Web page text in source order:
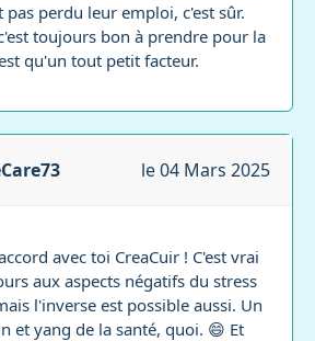
perdu leur emploi, c'est sûr.
toujours bon à prendre pour la
qu'un tout petit facteur.
le 04 Mars 2025
avec toi CreaCuir ! C'est vrai
aux aspects négatifs du stress
l'inverse est possible aussi. Un
et yang de la santé, quoi. 😄 Et